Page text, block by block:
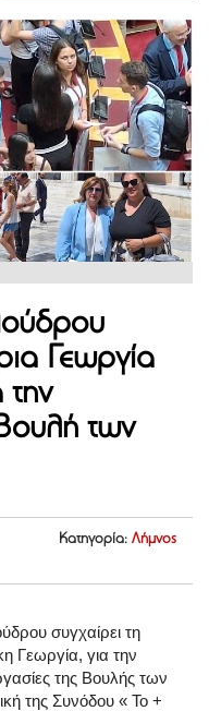
Γεωργία
των
Κατηγορία: Λήμνος
συγχαίρει τη
Γεωργία, για την
της Βουλής των
της Συνόδου « Το +